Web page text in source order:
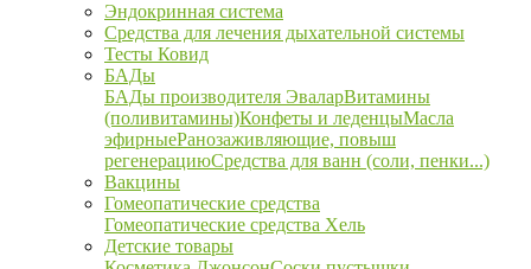
Эндокринная система
Средства для лечения дыхательной системы
Тесты Ковид
БАДы
БАДы производителя ЭваларВитамины
(поливитамины)Конфеты и леденцыМасла
эфирныеРанозаживляющие, повыш
регенерациюСредства для ванн (соли, пенки...)
Вакцины
Гомеопатические средства
Гомеопатические средства Хель
Детские товары